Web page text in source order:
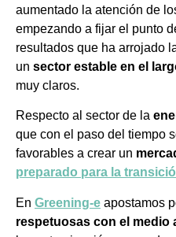
aumentado la atención de
empezando a fijar el punto
resultados que ha arrojado
un sector estable en el
muy claros.
Respecto al sector de la
que con el paso del tiempo
favorables a crear un
preparado para la
En Greening-e apostamos
respetuosas con el medio